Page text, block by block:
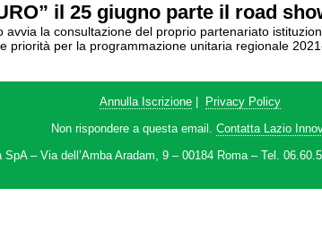
il 25 giugno parte il road
la consultazione del proprio partenariato
priorità per la programmazione unitaria regionale
Annulla Iscrizione
Privacy Policy
Non rispondere a questa email. Contatta Lazio
– Via dell’Amba Aradam, 9 – 00184 Roma – Tel.